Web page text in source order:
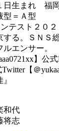
日生まれ 福
＝Ａ型
テスト２０
する。ＳＮＳ
エンサー。
】公式
【＠
和代
将志